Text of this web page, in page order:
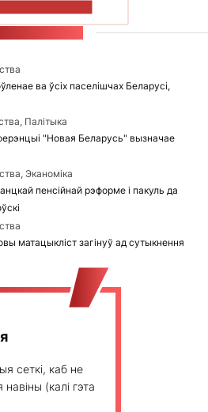
ва ўсіх паселішчах Беларусі,
Палітыка
"Новая Беларусь" вызначае
Эканоміка
пенсійнай рэформе і пакуль да
матацыкліст загінуў ад сутыкнення
сеткі, каб не
(калі гэта